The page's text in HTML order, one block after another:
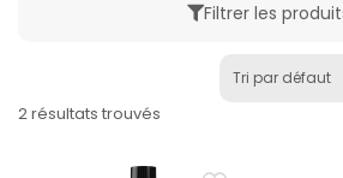
Filtrer les
2 résultats trouvés